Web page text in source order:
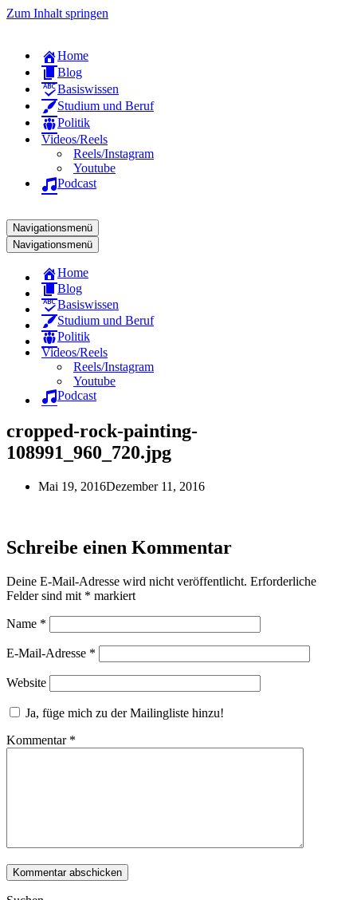
Zum Inhalt springen
Home
Blog
Basiswissen
Studium und Beruf
Politik
Videos/Reels
Reels/Instagram
Youtube
Podcast
Navigationsmenü
Navigationsmenü
Home
Blog
Basiswissen
Studium und Beruf
Politik
Videos/Reels
Reels/Instagram
Youtube
Podcast
cropped-rock-painting-
108991_960_720.jpg
Mai 19, 2016Dezember 11, 2016
Schreibe einen Kommentar
Deine E-Mail-Adresse wird nicht veröffentlicht. Erforderliche
Felder sind mit * markiert
Name *
E-Mail-Adresse *
Website
Ja, füge mich zu der Mailingliste hinzu!
Kommentar *